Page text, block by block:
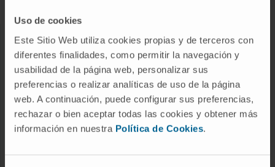
Uso de cookies
Este Sitio Web utiliza cookies propias y de terceros con
diferentes finalidades, como permitir la navegación y
usabilidad de la página web, personalizar sus
preferencias o realizar analíticas de uso de la página
web. A continuación, puede configurar sus preferencias,
rechazar o bien aceptar todas las cookies y obtener más
información en nuestra Política de Cookies.
DISEASES
Cancer
Cardiovascular diseases
Liver diseases
Nervous System diseases